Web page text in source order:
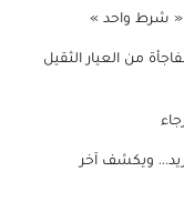
« شرط واحد »
من العيار الثقيل
ويكشف آخر